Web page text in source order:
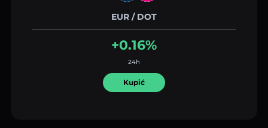
EUR / DOT
+0.16%
24h
Kupić